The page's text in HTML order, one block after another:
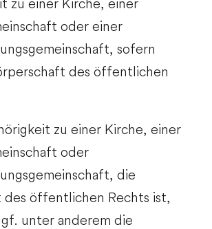
oder einer
sofern
des öffentlichen
zu einer Kirche, einer
oder
die
des öffentlichen Rechts ist,
unter anderem die